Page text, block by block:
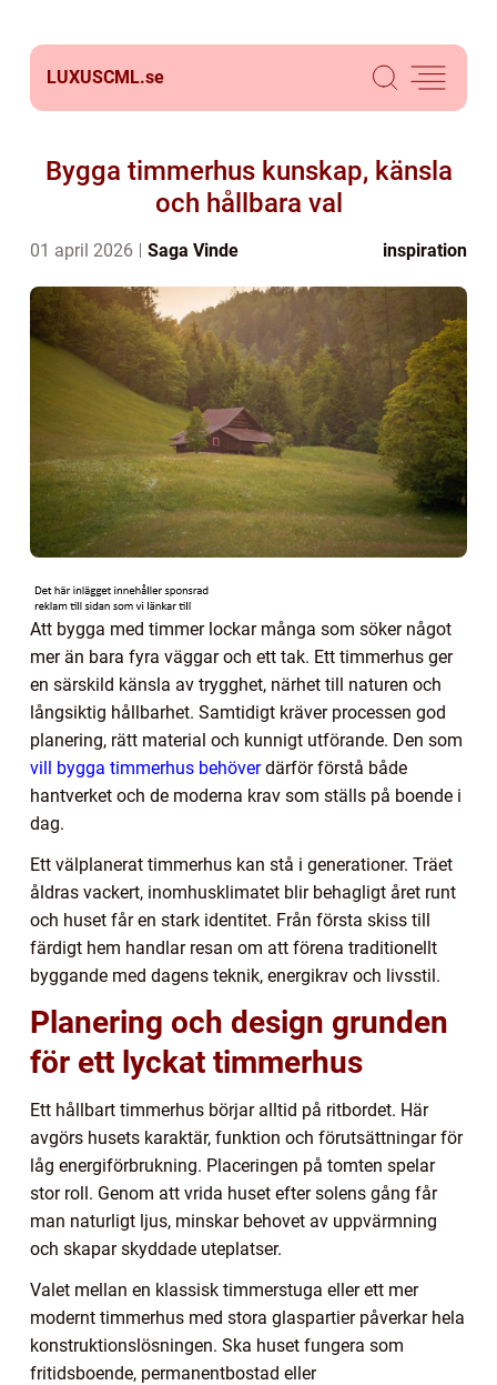
LUXUSCML.se
Bygga timmerhus kunskap, känsla
och hållbara val
01 april 2026 Saga Vinde inspiration
Att bygga med timmer lockar många som söker något
mer än bara fyra väggar och ett tak. Ett timmerhus ger
en särskild känsla av trygghet, närhet till naturen och
långsiktig hållbarhet. Samtidigt kräver processen god
planering, rätt material och kunnigt utförande. Den som
vill bygga timmerhus behöverdärför förstå både
hantverket och de moderna krav som ställs på boende i
dag.
Ett välplanerat timmerhus kan stå i generationer. Träet
åldras vackert, inomhusklimatet blir behagligt året runt
och huset får en stark identitet. Från första skiss till
färdigt hem handlar resan om att förena traditionellt
byggande med dagens teknik, energikrav och livsstil.
Planering och design grunden
för ett lyckat timmerhus
Ett hållbart timmerhus börjar alltid på ritbordet. Här
avgörs husets karaktär, funktion och förutsättningar för
låg energiförbrukning. Placeringen på tomten spelar
stor roll. Genom att vrida huset efter solens gång får
man naturligt ljus, minskar behovet av uppvärmning
och skapar skyddade uteplatser.
Valet mellan en klassisk timmerstuga eller ett mer
modernt timmerhus med stora glaspartier påverkar hela
konstruktionslösningen. Ska huset fungera som
fritidsboende, permanentbostad eller